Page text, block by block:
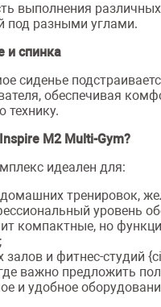
выполнения
под разными углами.
и спинка
сиденье
обеспечивая
технику.
M2 Multi-Gym?
идеален для:
тренировок,
уровень
компактные, но
залов и фитнес-студий
важно предложить
и удобное